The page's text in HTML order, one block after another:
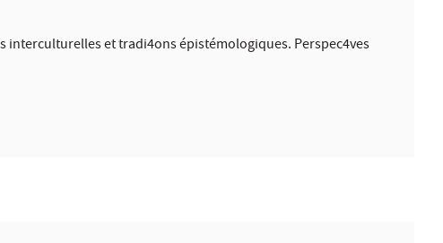
interculturelles et tradi4ons épistémologiques. Perspec4ves